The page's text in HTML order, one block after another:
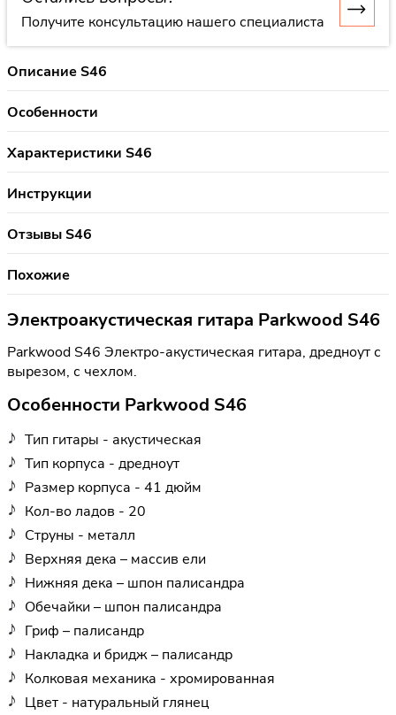
Получите консультацию нашего специалиста
Описание S46
Особенности
Характеристики S46
Инструкции
Отзывы S46
Похожие
Электроакустическая гитара Parkwood S46
Parkwood S46 Электро-акустическая гитара, дредноут с
вырезом, с чехлом.
Особенности Parkwood S46
Тип гитары - акустическая
Тип корпуса - дредноут
Размер корпуса - 41 дюйм
Кол-во ладов - 20
Струны - металл
Верхняя дека – массив ели
Нижняя дека – шпон палисандра
Обечайки – шпон палисандра
Гриф – палисандр
Накладка и бридж – палисандр
Колковая механика - хромированная
Цвет - натуральный глянец